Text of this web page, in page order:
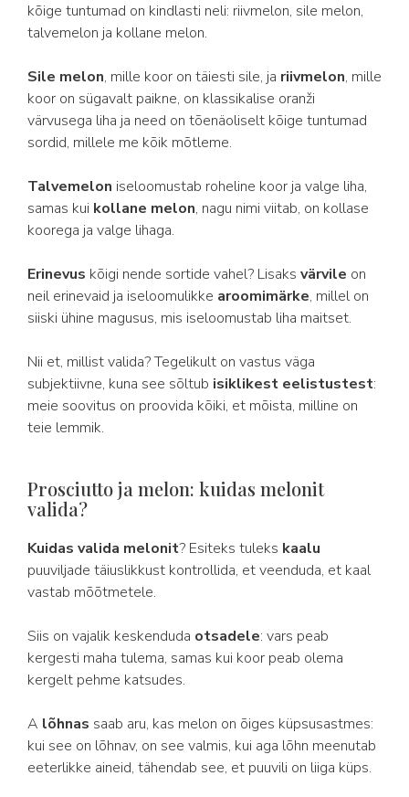
kõige tuntumad on kindlasti neli: riivmelon, sile melon,
talvemelon ja kollane melon.
Sile melon, mille koor on täiesti sile, ja riivmelon, mille
koor on sügavalt paikne, on klassikalise oranži
värvusega liha ja need on tõenäoliselt kõige tuntumad
sordid, millele me kõik mõtleme.
Talvemelon iseloomustab roheline koor ja valge liha,
samas kui kollane melon, nagu nimi viitab, on kollase
koorega ja valge lihaga.
Erinevus kõigi nende sortide vahel? Lisaks värvile on
neil erinevaid ja iseloomulikke aroomimärke, millel on
siiski ühine magusus, mis iseloomustab liha maitset.
Nii et, millist valida? Tegelikult on vastus väga
subjektiivne, kuna see sõltub isiklikest eelistustest:
meie soovitus on proovida kõiki, et mõista, milline on
teie lemmik.
Prosciutto ja melon: kuidas melonit
valida?
Kuidas valida melonit? Esiteks tuleks kaalu
puuviljade täiuslikkust kontrollida, et veenduda, et kaal
vastab mõõtmetele.
Siis on vajalik keskenduda otsadele: vars peab
kergesti maha tulema, samas kui koor peab olema
kergelt pehme katsudes.
A lõhnas saab aru, kas melon on õiges küpsusastmes:
kui see on lõhnav, on see valmis, kui aga lõhn meenutab
eeterlikke aineid, tähendab see, et puuvili on liiga küps.